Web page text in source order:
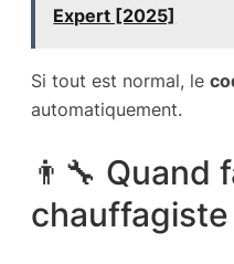
Expert [2025]
Si tout est normal, le
automatiquement.
👨‍🔧 Quand
chauffagiste